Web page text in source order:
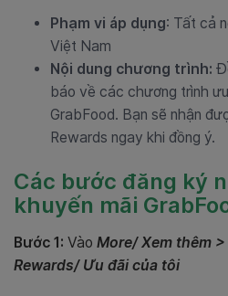
Phạm vi áp dụng: Tất cả
Việt Nam
Nội dung chương trình:
báo về các chương trình
GrabFood. Bạn sẽ nhận
Rewards ngay khi đồng ý.
Các bước đăng ký
khuyến mãi
Bước 1: Vào More/ Xem thêm
Rewards/ Ưu đãi của tôi